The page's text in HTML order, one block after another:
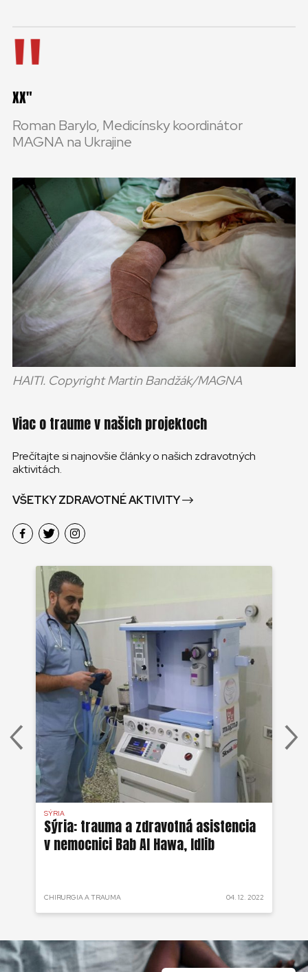
XX
Roman Barylo, Medicínsky koordinátor
MAGNA na Ukrajine
HAITI. Copyright Martin Bandžák/MAGNA
Viac o traume v našich projektoch
Prečítajte si najnovšie články o našich zdravotných
aktivitách.
VŠETKY ZDRAVOTNÉ AKTIVITY
SÝRIA
Sýria: trauma a zdravotná asistencia
v nemocnici Bab Al Hawa, Idlib
CHIRURGIA A TRAUMA 04. 12. 2022